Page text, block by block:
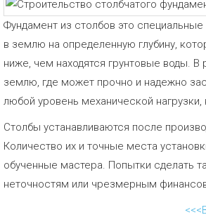
Фундамент из столбов это
в землю на определенную глубину,
ниже, чем находятся грунтовые воды. В
землю, где может прочно и надежно
любой уровень механической
Столбы устанавливаются после
Количество их и точные места
обученные мастера. Попытки сделать
неточностям или чрезмерным